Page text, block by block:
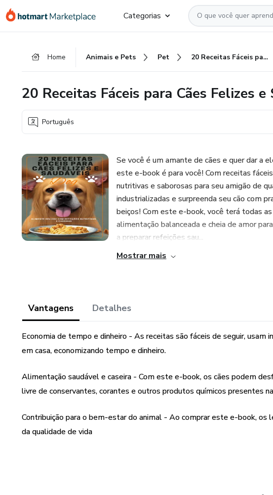
para
para
para
Categorias
Home Animais e Pets Pet 20 Receitas Fáceis para Cães Felizes e Saudáveis
20 Receitas Fáceis para Cães Felizes e
Português
Se você é um amante de cães e quer dar a
este e-book é para você! Com receitas
nutritivas e saborosas para seu amigão de
industrializadas e surpreenda seu cão com
beiços! Com este e-book, você terá todas
alimentação balanceada e cheia de amor
a preparar refeições sau...
Mostrar mais
Vantagens Detalhes
Economia de tempo e dinheiro - As receitas são fáceis de seguir, usam
em casa, economizando tempo e dinheiro.
Alimentação saudável e caseira - Com este e-book, os cães podem
livre de conservantes, corantes e outros produtos químicos presentes
Contribuição para o bem-estar do animal - Ao comprar este e-book, os
da qualidade de vida